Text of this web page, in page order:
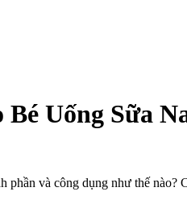
Uống Sữa
và công dụng như thế